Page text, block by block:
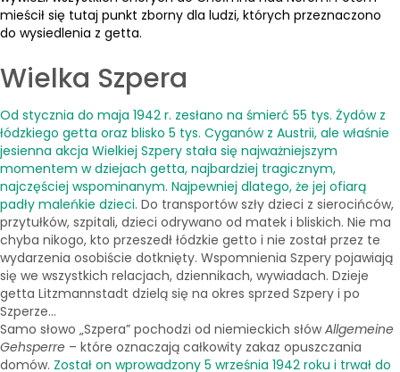
mieścił się tutaj punkt zborny dla ludzi, których przeznaczono
do wysiedlenia z getta.
Wielka Szpera
Od stycznia do maja 1942 r. zesłano na śmierć 55 tys. Żydów z
łódzkiego getta oraz blisko 5 tys. Cyganów z Austrii, ale właśnie
jesienna akcja Wielkiej Szpery stała się najważniejszym
momentem w dziejach getta, najbardziej tragicznym,
najczęściej wspominanym. Najpewniej dlatego, że jej ofiarą
padły maleńkie dzieci. Do transportów szły dzieci z sierocińców,
przytułków, szpitali, dzieci odrywano od matek i bliskich. Nie ma
chyba nikogo, kto przeszedł łódzkie getto i nie został przez te
wydarzenia osobiście dotknięty. Wspomnienia Szpery pojawiają
się we wszystkich relacjach, dziennikach, wywiadach. Dzieje
getta Litzmannstadt dzielą się na okres sprzed Szpery i po
Szperze...
Samo słowo „Szpera” pochodzi od niemieckich słówAllgemeine
Gehsperre – które oznaczają całkowity zakaz opuszczania
domów. Został on wprowadzony 5 września 1942 roku i trwał do